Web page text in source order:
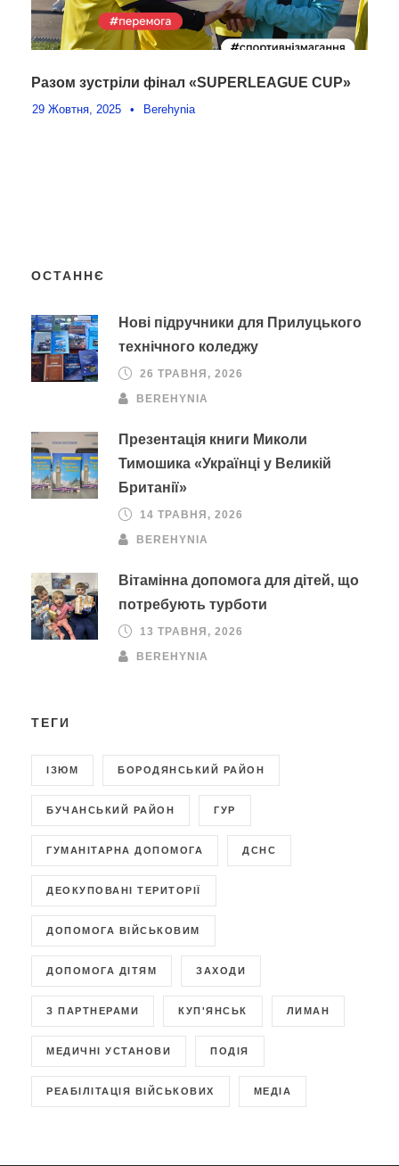
Разом зустріли фінал «SUPERLEAGUE CUP»
29 Жовтня, 2025 • Berehynia
ОСТАННЄ
Нові підручники для Прилуцького
технічного коледжу
26 ТРАВНЯ, 2026
BEREHYNIA
Презентація книги Миколи
Тимошика «Українці у Великій
Британії»
14 ТРАВНЯ, 2026
BEREHYNIA
Вітамінна допомога для дітей, що
потребують турботи
13 ТРАВНЯ, 2026
BEREHYNIA
ТЕГИ
ІЗЮМ БОРОДЯНСЬКИЙ РАЙОН
БУЧАНСЬКИЙ РАЙОН ГУР
ГУМАНІТАРНА ДОПОМОГА ДСНС
ДЕОКУПОВАНІ ТЕРИТОРІЇ
ДОПОМОГА ВІЙСЬКОВИМ
ДОПОМОГА ДІТЯМ ЗАХОДИ
З ПАРТНЕРАМИ КУП'ЯНСЬК ЛИМАН
МЕДИЧНІ УСТАНОВИ ПОДІЯ
РЕАБІЛІТАЦІЯ ВІЙСЬКОВИХ МЕДІА